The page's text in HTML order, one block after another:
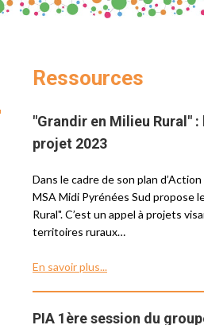
Ressources
"Grandir en Milieu Rural"
projet 2023
Dans le cadre de son plan
MSA Midi Pyrénées Sud propose
Rural". C’est un appel à projets
territoires ruraux…
En savoir plus...
PIA 1ère session du